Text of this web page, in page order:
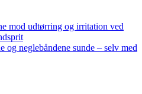
mod udtørring og irritation ved
og neglebåndene sunde – selv med